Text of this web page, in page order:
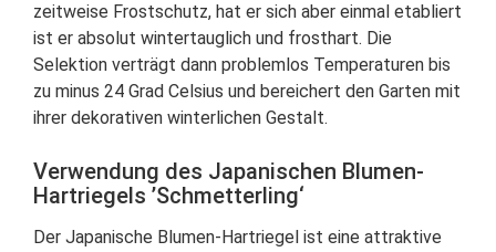
zeitweise Frostschutz, hat er sich aber einmal etabliert
ist er absolut wintertauglich und frosthart. Die
Selektion verträgt dann problemlos Temperaturen bis
zu minus 24 Grad Celsius und bereichert den Garten mit
ihrer dekorativen winterlichen Gestalt.
Verwendung des Japanischen Blumen-
Hartriegels ’Schmetterling‘
Der Japanische Blumen-Hartriegel ist eine attraktive